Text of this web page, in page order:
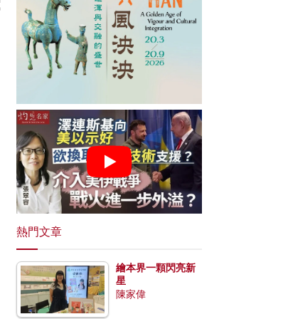
熱門文章
繪本界一顆閃亮新
星
陳家偉